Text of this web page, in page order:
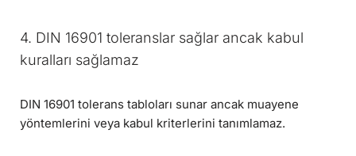
4. DIN 16901 toleranslar sağlar ancak kabul
kuralları sağlamaz
DIN 16901 tolerans tabloları sunar ancak muayene
yöntemlerini veya kabul kriterlerini tanımlamaz.